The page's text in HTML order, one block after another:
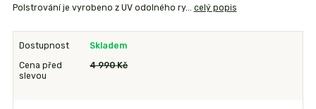
Polstrování je vyrobeno z UV odolného ry... celý popis
Dostupnost Skladem
Cena před
slevou
4 990 Kč